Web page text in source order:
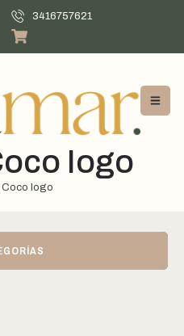
3416757621
Iogo
Coco Iogo